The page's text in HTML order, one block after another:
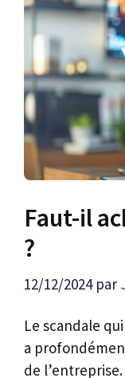
Faut-il
?
12/12/2024 par
Le scandale
a
de